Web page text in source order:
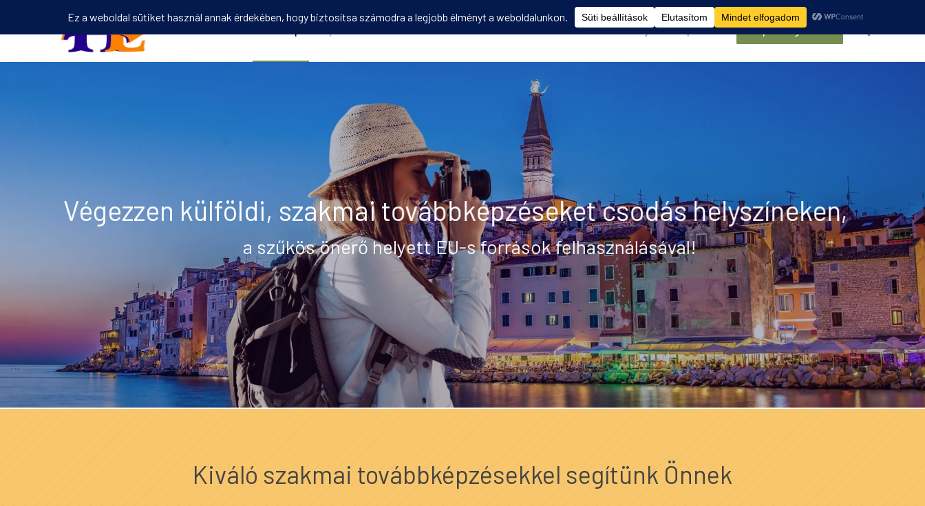
Disszemináció Vélemények Kapcsolat Belépés/Regisztráció
Végezzen külföldi, szakmai továbbképzéseket csodás helyszíneken,
a szűkös önerő helyett EU-s források felhasználásával!
Kiváló szakmai továbbképzésekkel segítünk Önnek